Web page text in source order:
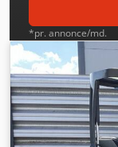
*pr. annonce/md.